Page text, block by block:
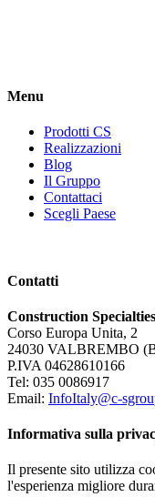
Menu
Prodotti CS
Realizzazioni
Blog
Il Gruppo
Contattaci
Scegli Paese
Contatti
Construction
Corso Europa Unita, 2
24030 VALBREMBO
P.IVA 04628610166
Tel: 035 0086917
Email: InfoItaly@c-
Informativa sulla
Il presente sito utilizza
l'esperienza migliore